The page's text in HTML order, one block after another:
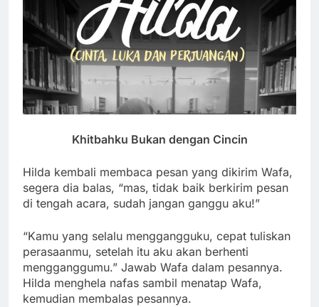
Khitbahku Bukan dengan Cincin
Hilda kembali membaca pesan yang dikirim Wafa,
segera dia balas, “mas, tidak baik berkirim pesan
di tengah acara, sudah jangan ganggu aku!”
“Kamu yang selalu menggangguku, cepat tuliskan
perasaanmu, setelah itu aku akan berhenti
mengganggumu.” Jawab Wafa dalam pesannya.
Hilda menghela nafas sambil menatap Wafa,
kemudian membalas pesannya.